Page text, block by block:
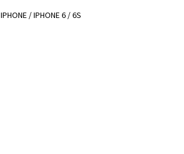
IPHONE/ IPHONE 6 / 6S